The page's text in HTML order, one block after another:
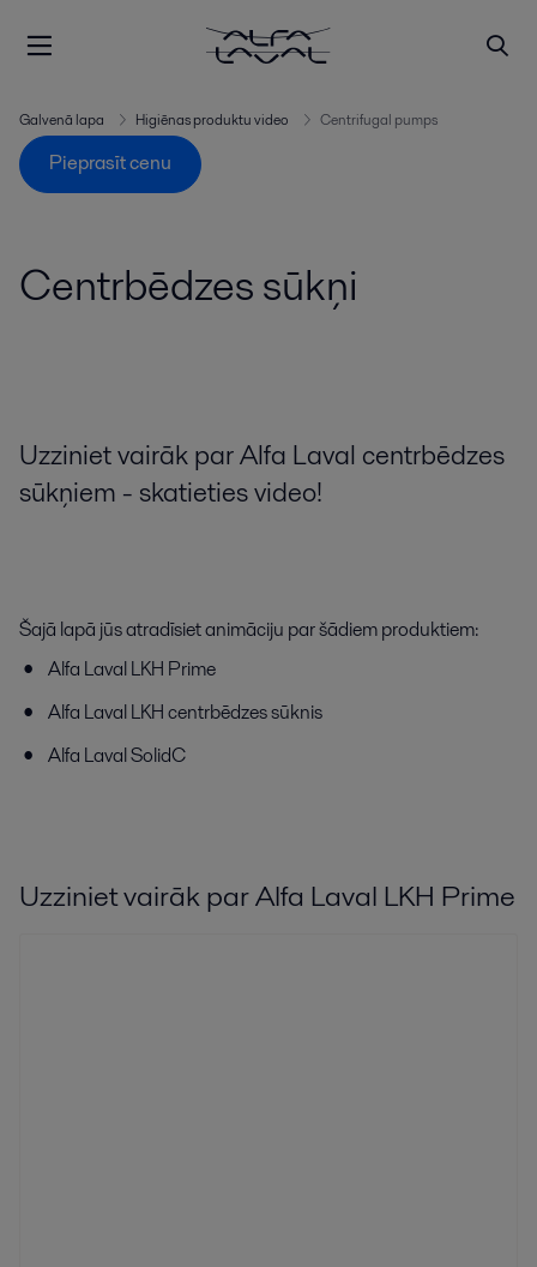
Galvenā lapa Higiēnas produktu video Centrifugal pumps
Pieprasīt cenu
Centrbēdzes sūkņi
Uzziniet vairāk par Alfa Laval centrbēdzes
sūkņiem - skatieties video!
Šajā lapā jūs atradīsiet animāciju par šādiem produktiem:
Alfa Laval LKH Prime
Alfa Laval LKH centrbēdzes sūknis
Alfa Laval SolidC
Uzziniet vairāk par Alfa Laval LKH Prime